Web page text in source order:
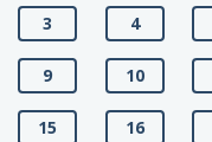
3 4
9 10
15 16